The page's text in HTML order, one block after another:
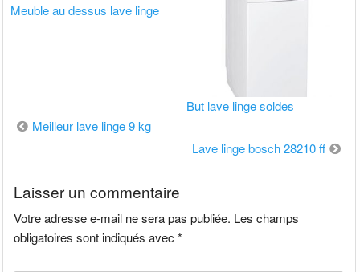
Meuble au dessus lave linge
But lave linge soldes
Navigation
Meilleur lave linge 9 kg
Lave linge bosch 28210 ff
Laisser un commentaire
Votre adresse e-mail ne sera pas publiée. Les champs
obligatoires sont indiqués avec*